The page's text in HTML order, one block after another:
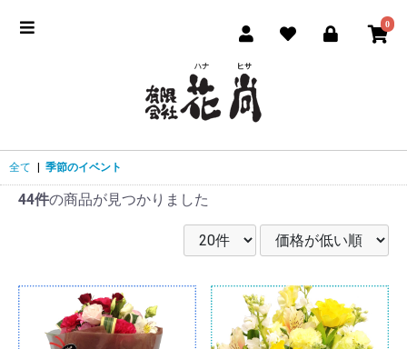
0
全て 季節のイベント
44件の商品が見つかりました